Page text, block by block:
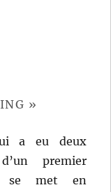
»
a eu deux
premier
se met en